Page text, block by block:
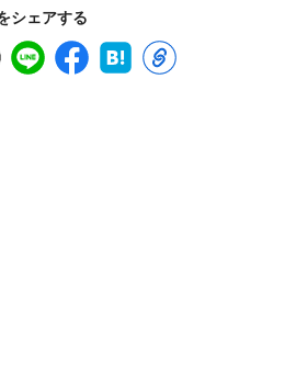
シェアする